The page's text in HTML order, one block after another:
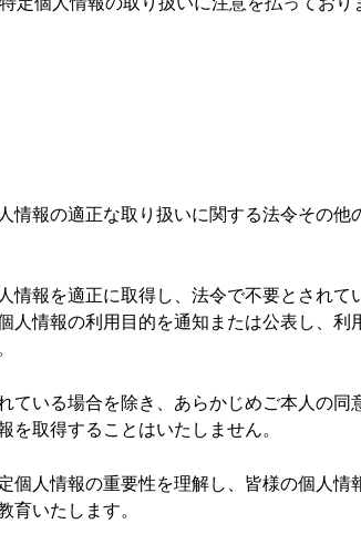
情報の適正な取り扱いに関する法令その他
情報を適正に取得し、法令で不要とされて
人情報の利用目的を通知または公表し、利
ている場合を除き、あらかじめご本人の同
を取得することはいたしません。
個人情報の重要性を理解し、皆様の個人情
育いたします。